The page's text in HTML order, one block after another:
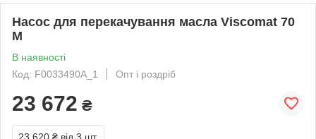
Насос для перекачування масла Viscomat 70
M
В наявності
Код: F0033490A_1
Опт і роздріб
23 672 ₴
23 620 ₴ від 3 шт.